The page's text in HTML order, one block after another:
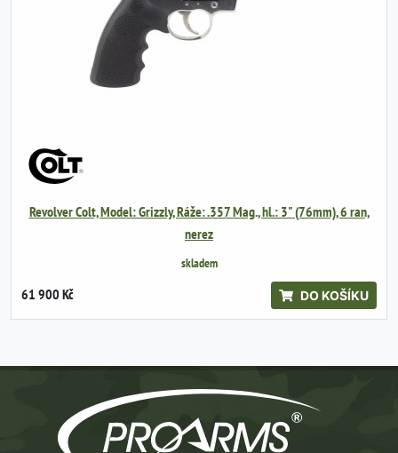
Revolver Colt, Model: Grizzly, Ráže: .357 Mag., hl.: 3" (76mm), 6 ran,
nerez
skladem
61 900 Kč DO KOŠÍKU